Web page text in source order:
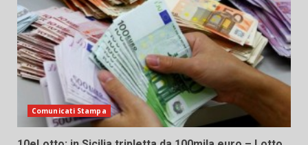
Comunicati Stampa